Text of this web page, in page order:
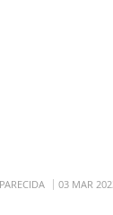
03 MAR